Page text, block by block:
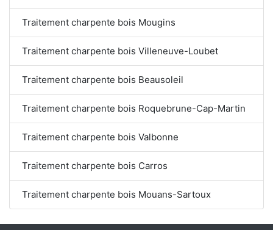
Traitement charpente bois Mougins
Traitement charpente bois Villeneuve-Loubet
Traitement charpente bois Beausoleil
Traitement charpente bois Roquebrune-Cap-Martin
Traitement charpente bois Valbonne
Traitement charpente bois Carros
Traitement charpente bois Mouans-Sartoux